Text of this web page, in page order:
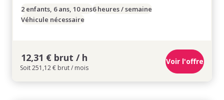
2 enfants, 6 ans, 10 ans6 heures / semaine
Véhicule nécessaire
12,31 € brut / h
Soit 251,12 € brut / mois
Voir l'offre